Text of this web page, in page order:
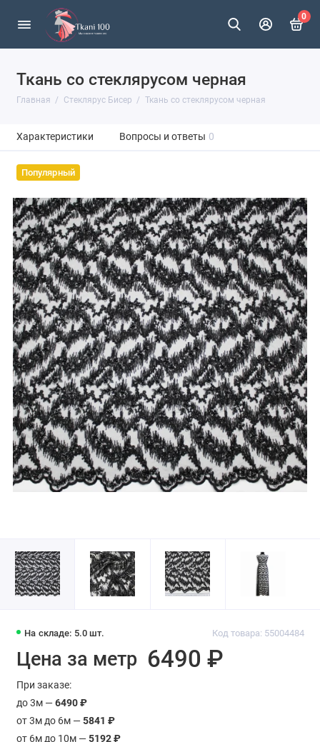
0
Ткань со стеклярусом черная
Главная Стеклярус Бисер Ткань со стеклярусом черная
Характеристики Вопросы и ответы 0
Популярный
На складе: 5.0 шт. Код товара: 55004484
Цена за метр 6490 ₽
При заказе:
до 3м —6490 ₽
от 3м до 6м —5841 ₽
от 6м до 10м —5192 ₽